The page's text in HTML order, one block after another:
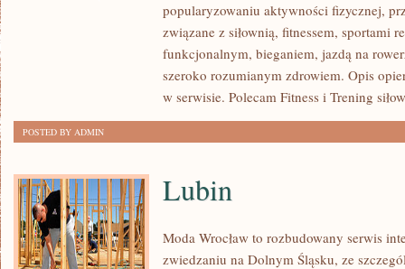
WYTRZYMAŁOŚĆ
popularyzowaniu aktywności fizycznej,
związane z siłownią, fitnessem, sportami
funkcjonalnym, bieganiem, jazdą na
szeroko rozumianym zdrowiem. Opis
w serwisie. Polecam Fitness i Trening
POSTED BY ADMIN
Lubin
Moda Wrocław to rozbudowany serwis
zwiedzaniu na Dolnym Śląsku, ze